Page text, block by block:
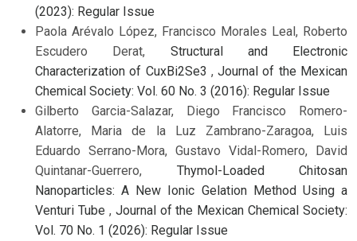
(2023): Regular Issue
Paola Arévalo López, Francisco Morales Leal, Roberto
Escudero Derat, Structural and Electronic
Characterization of CuxBi2Se3 ,Journal of the Mexican
Chemical Society: Vol. 60 No. 3 (2016): Regular Issue
Gilberto Garcia-Salazar, Diego Francisco Romero-
Alatorre, Maria de la Luz Zambrano-Zaragoa, Luis
Eduardo Serrano-Mora, Gustavo Vidal-Romero, David
Quintanar-Guerrero, Thymol-Loaded Chitosan
Nanoparticles: A New Ionic Gelation Method Using a
Venturi Tube , Journal of the Mexican Chemical Society:
Vol. 70 No. 1 (2026): Regular Issue